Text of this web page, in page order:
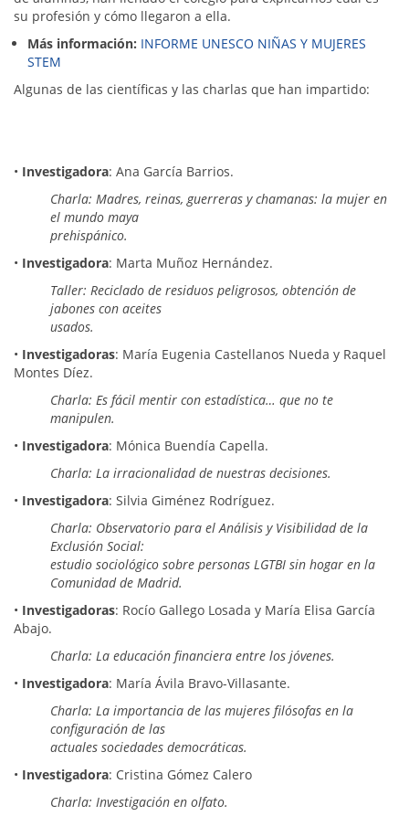
su profesión y cómo llegaron a ella.
Más información: INFORME UNESCO NIÑAS Y MUJERES
STEM
Algunas de las científicas y las charlas que han impartido:
• Investigadora: Ana García Barrios.
Charla: Madres, reinas, guerreras y chamanas: la mujer en
el mundo maya
prehispánico.
• Investigadora: Marta Muñoz Hernández.
Taller: Reciclado de residuos peligrosos, obtención de
jabones con aceites
usados.
• Investigadoras: María Eugenia Castellanos Nueda y Raquel
Montes Díez.
Charla: Es fácil mentir con estadística… que no te
manipulen.
• Investigadora: Mónica Buendía Capella.
Charla: La irracionalidad de nuestras decisiones.
• Investigadora: Silvia Giménez Rodríguez.
Charla: Observatorio para el Análisis y Visibilidad de la
Exclusión Social:
estudio sociológico sobre personas LGTBI sin hogar en la
Comunidad de Madrid.
• Investigadoras: Rocío Gallego Losada y María Elisa García
Abajo.
Charla: La educación financiera entre los jóvenes.
• Investigadora: María Ávila Bravo-Villasante.
Charla: La importancia de las mujeres filósofas en la
configuración de las
actuales sociedades democráticas.
• Investigadora: Cristina Gómez Calero
Charla: Investigación en olfato.